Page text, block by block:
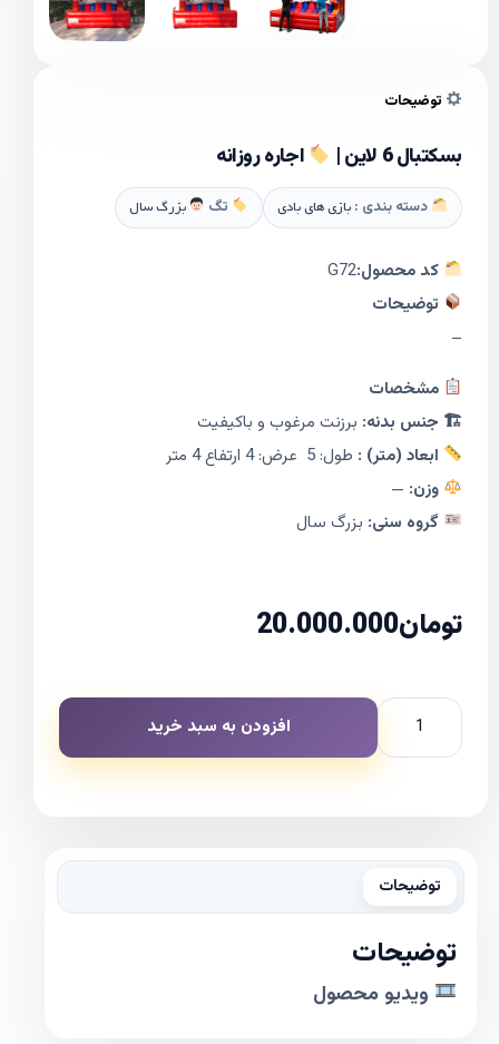
توضیحات
بسکتبال 6 لاین | اجاره روزانه
دسته بندی : بازی های بادی تگ بزرگ سال
کد محصول:G72
توضیحات
–
مشخصات
🏗 جنس بدنه: برزنت مرغوب و باکیفیت
ابعاد (متر) : طول: 5 عرض: 4 ارتفاع 4 متر
وزن: —
گروه سنی: بزرگ سال
تومان20.000.000
افزودن به سبد خرید
توضیحات
توضیحات
ویدیو محصول